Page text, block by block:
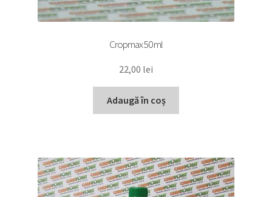
Cropmax 50 ml
22,00 lei
Adaugă în coș